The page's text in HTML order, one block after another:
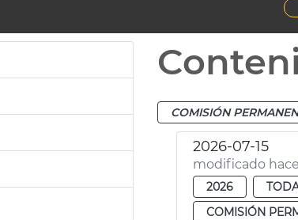
COMISIÓN
2026-07-15
modificado
2026
COMISIÓN